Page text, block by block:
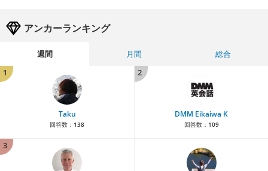
アンカーランキング
週間 月間
総合
1
Taku
回答数： 138
2
DMM Eikaiwa K
回答数： 109
3